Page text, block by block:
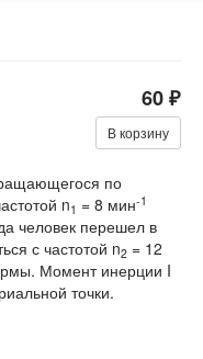
60 ₽
В корзину
по
n1 = 8 мин-1
человек перешел в
с частотой n2 = 12
Момент инерции I
точки.